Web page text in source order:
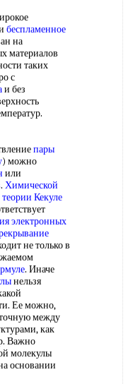
беспламенное
на
материалов
таких
с
и без
пары
) можно
или
. Химической
Кекуле
электронных
не только в
. Иначе
нельзя
Ее можно,
между
как
Важно
молекулы
основании